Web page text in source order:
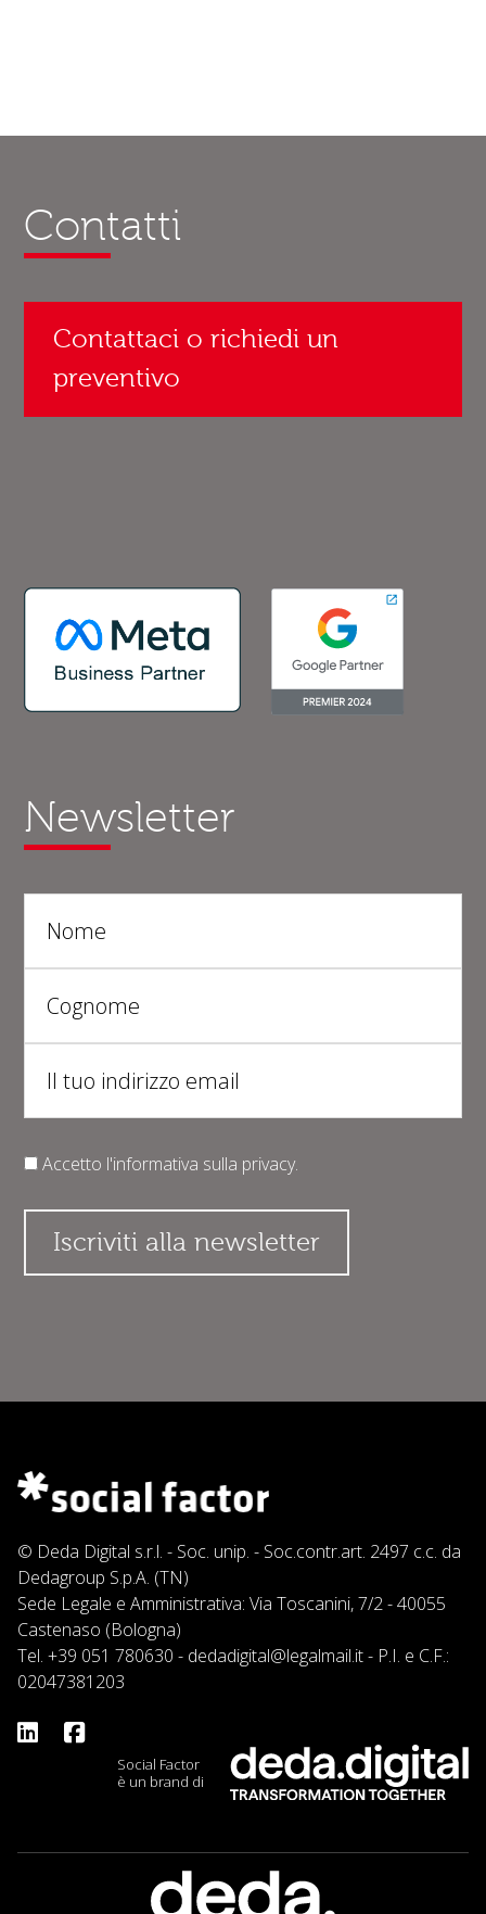
Contatti
Contattaci o richiedi un
preventivo
Newsletter
Accetto l'informativa sulla privacy.
© Deda Digital s.r.l. - Soc. unip. - Soc.contr.art. 2497 c.c. da
Dedagroup S.p.A. (TN)
Sede Legale e Amministrativa: Via Toscanini, 7/2 - 40055
Castenaso (Bologna)
Tel. +39 051 780630 - dedadigital@legalmail.it- P.I. e C.F.:
02047381203
Social Factor
è un brand di